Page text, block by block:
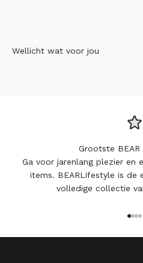
Wellicht wat voor jou
Grootste
Ga voor jarenlang plezier en
items. BEARLifestyle is de
volledige collectie